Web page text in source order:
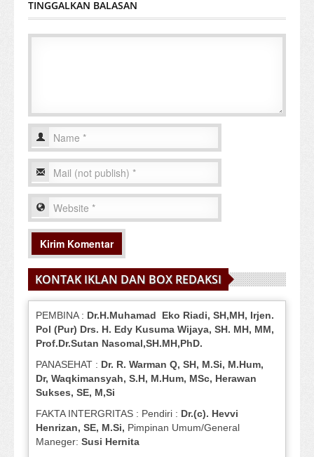
TINGGALKAN BALASAN
KONTAK IKLAN DAN BOX REDAKSI
PEMBINA : Dr.H.Muhamad Eko Riadi, SH,MH, Irjen.
Pol (Pur) Drs. H. Edy Kusuma Wijaya, SH. MH, MM,
Prof.Dr.Sutan Nasomal,SH.MH,PhD.
PANASEHAT : Dr. R. Warman Q, SH, M.Si, M.Hum,
Dr, Waqkimansyah, S.H, M.Hum, MSc, Herawan
Sukses, SE, M,Si
FAKTA INTERGRITAS : Pendiri : Dr.(c). Hevvi
Henrizan, SE, M.Si, Pimpinan Umum/General
Maneger: Susi Hernita